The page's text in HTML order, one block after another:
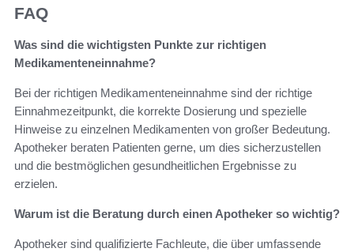
FAQ
Was sind die wichtigsten Punkte zur richtigen
Medikamenteneinnahme?
Bei der richtigen Medikamenteneinnahme sind der richtige
Einnahmezeitpunkt, die korrekte Dosierung und spezielle
Hinweise zu einzelnen Medikamenten von großer Bedeutung.
Apotheker beraten Patienten gerne, um dies sicherzustellen
und die bestmöglichen gesundheitlichen Ergebnisse zu
erzielen.
Warum ist die Beratung durch einen Apotheker so wichtig?
Apotheker sind qualifizierte Fachleute, die über umfassende